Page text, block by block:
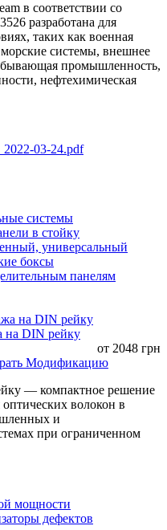
в соответствии со
разработана для
таких как военная
морские системы, внешнее
промышленность,
нефтехимическая
03-24.pdf
системы
в стойку
универсальный
боксы
панелям
на DIN рейку
от 2048 грн
Модификацию
— компактное решение
волокон в
и
при ограниченном
мощности
дефектов